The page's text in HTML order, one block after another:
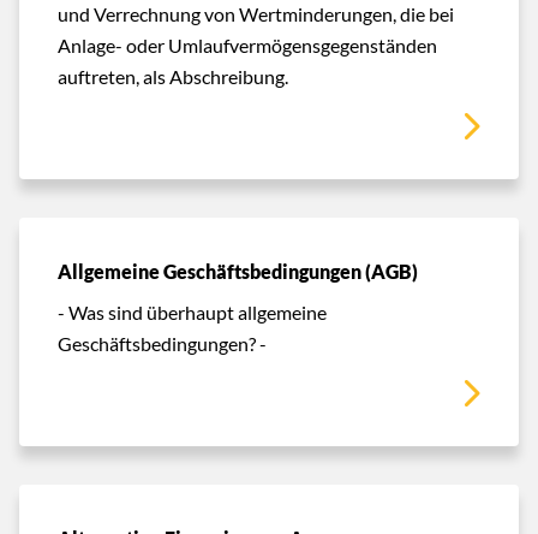
und Verrechnung von Wertminderungen, die bei
Anlage- oder Umlaufvermögensgegenständen
auftreten, als Abschreibung.
Allgemeine Geschäftsbedingungen (AGB)
- Was sind überhaupt allgemeine
Geschäftsbedingungen? -